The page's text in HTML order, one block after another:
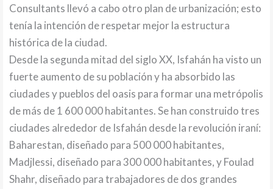
Consultants llevó a cabo otro plan de urbanización; esto
tenía la intención de respetar mejor la estructura
histórica de la ciudad.
Desde la segunda mitad del siglo XX, Isfahán ha visto un
fuerte aumento de su población y ha absorbido las
ciudades y pueblos del oasis para formar una metrópolis
de más de 1 600 000 habitantes. Se han construido tres
ciudades alrededor de Isfahán desde la revolución iraní:
Baharestan, diseñado para 500 000 habitantes,
Madjlessi, diseñado para 300 000 habitantes, y Foulad
Shahr, diseñado para trabajadores de dos grandes